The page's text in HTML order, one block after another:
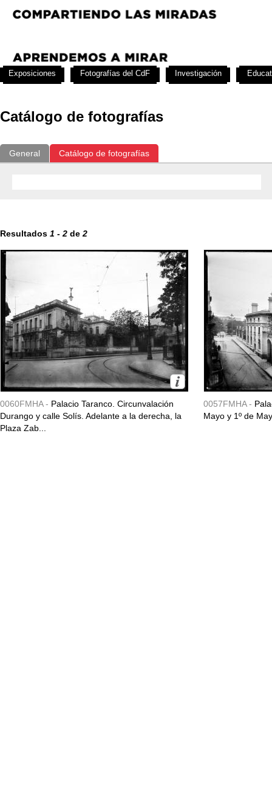
Catálogo de fotografías
General Catálogo de fotografías
Resultados 1 - 2 de 2
0060FMHA - Palacio Taranco. Circunvalación
Durango y calle Solís. Adelante a la derecha, la
Plaza Zab...
0057FMHA -
Mayo y 1º de
Exposiciones Fotografías del CdF Investigación